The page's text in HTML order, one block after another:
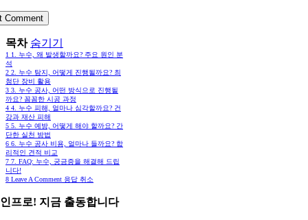
목차 숨기기
1 1. 누수, 왜 발생할까요? 주요 원인 분
석
2 2. 누수 탐지, 어떻게 진행될까요? 최
첨단 장비 활용
3 3. 누수 공사, 어떤 방식으로 진행될
까요? 꼼꼼한 시공 과정
4 4. 누수 피해, 얼마나 심각할까요? 건
강과 재산 피해
5 5. 누수 예방, 어떻게 해야 할까요? 간
단한 실천 방법
6 6. 누수 공사 비용, 얼마나 들까요? 합
리적인 견적 비교
7 7. FAQ: 누수, 궁금증을 해결해 드립
니다!
8 Leave A Comment 응답 취소
프로! 지금 출동합니다